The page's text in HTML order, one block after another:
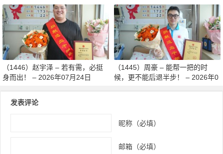
造血干细胞传递希望 – 2026年07
月27日
（1446）赵宇泽 – 若有需，必挺
身而出！ – 2026年07月24日
（1445）周豪 – 能帮一把的时
候，更不能后退半步！ – 2026年0
发表评论
昵称（必填）
邮箱（必填）